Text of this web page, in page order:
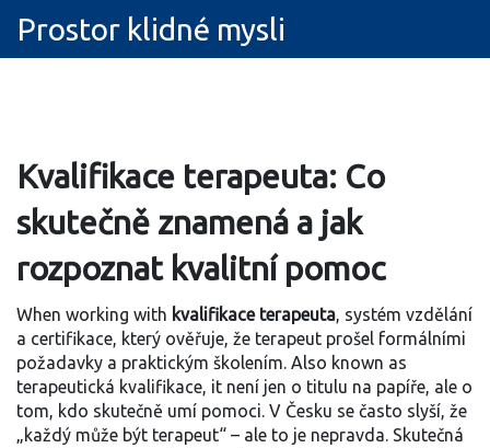
Prostor klidné mysli
Kvalifikace terapeuta: Co
skutečně znamená a jak
rozpoznat kvalitní pomoc
When working with kvalifikace terapeuta, systém vzdělání
a certifikace, který ověřuje, že terapeut prošel formálními
požadavky a praktickým školením. Also known as
terapeutická kvalifikace, it není jen o titulu na papíře, ale o
tom, kdo skutečně umí pomoci. V Česku se často slyší, že
„každý může být terapeut“ – ale to je nepravda. Skutečná